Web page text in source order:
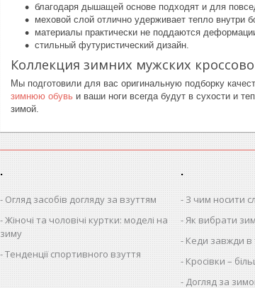
благодаря дышащей основе подходят и для
меховой слой отлично удерживает тепло внутри
материалы практически не поддаются
стильный футуристический дизайн.
Коллекция зимних мужских
Мы подготовили для вас оригинальную подборку
зимнюю обувь и ваши ноги всегда будут в сухости и
зимой.
.
Огляд засобів догляду за взуттям
Жіночі та чоловічі куртки: моделі на
зиму
Тенденції спортивного взуття
.
З чим носити
Як вибрати
Кеди завжди в
Кросівки –
Догляд за